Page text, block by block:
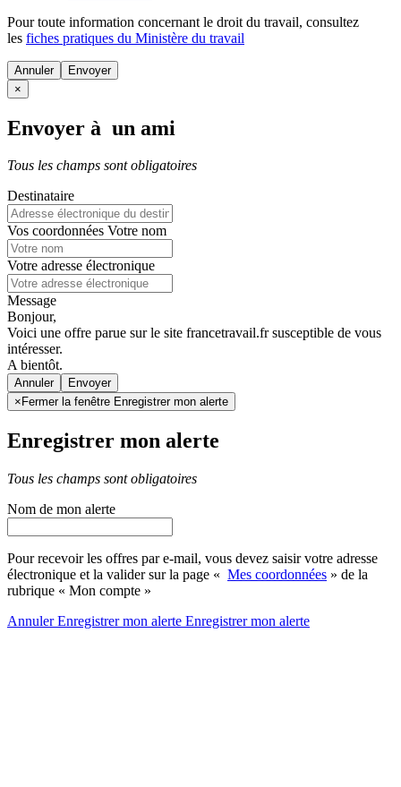
Pour toute information concernant le droit du travail, consultez
les fiches pratiques du Ministère du travail
Annuler
×
Envoyer à un ami
Tous les champs sont obligatoires
Destinataire
Vos coordonnées Votre nom
Votre adresse électronique
Message
Bonjour,
Voici une offre parue sur le site francetravail.fr susceptible de vous
intéresser.
A bientôt.
Annuler
× Fermer la fenêtre Enregistrer mon alerte
Enregistrer mon alerte
Tous les champs sont obligatoires
Nom de mon alerte
Pour recevoir les offres par e-mail, vous devez saisir votre adresse
électronique et la valider sur la page « Mes coordonnées » de la
rubrique « Mon compte »
AnnulerEnregistrer mon alerte Enregistrermon alerte